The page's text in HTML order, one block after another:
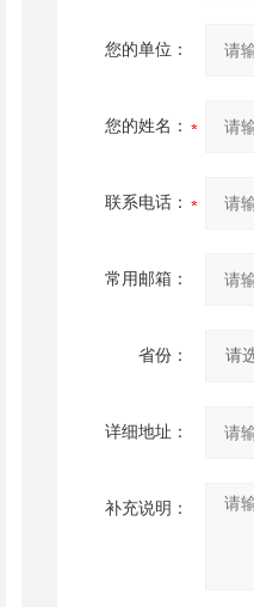
您的单位：
您的姓名：
联系电话：
常用邮箱：
省份：
详细地址：
补充说明：